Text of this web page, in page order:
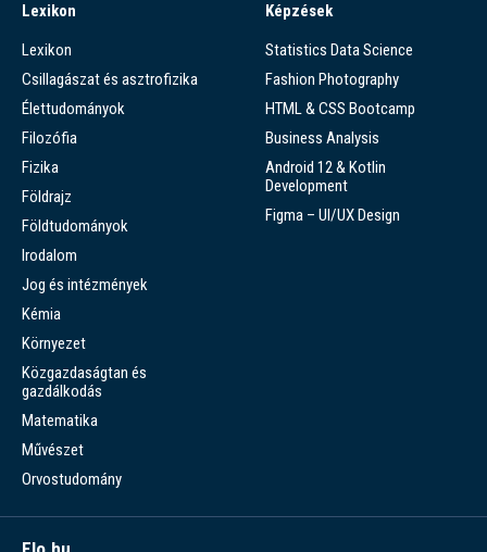
Lexikon
Lexikon
Csillagászat és asztrofizika
Élettudományok
Filozófia
Fizika
Földrajz
Földtudományok
Irodalom
Jog és intézmények
Kémia
Környezet
Közgazdaságtan és
gazdálkodás
Matematika
Művészet
Orvostudomány
Képzések
Statistics Data Science
Fashion Photography
HTML & CSS Bootcamp
Business Analysis
Android 12 & Kotlin
Development
Figma – UI/UX Design